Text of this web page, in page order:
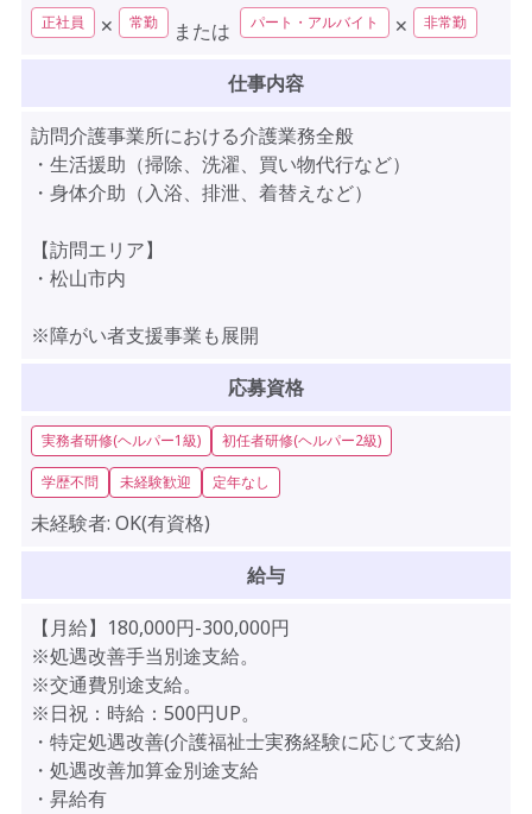
正社員 ✕ 常勤 または パート・アルバイト ✕ 非常勤
仕事内容
訪問介護事業所における介護業務全般
・生活援助（掃除、洗濯、買い物代行など）
・身体介助（入浴、排泄、着替えなど）
【訪問エリア】
・松山市内
※障がい者支援事業も展開
応募資格
実務者研修(ヘルパー1級) 初任者研修(ヘルパー2級)
学歴不問 未経験歓迎 定年なし
未経験者: OK(有資格)
給与
【月給】180,000円-300,000円
※処遇改善手当別途支給。
※交通費別途支給。
※日祝：時給：500円UP。
・特定処遇改善(介護福祉士実務経験に応じて支給)
・処遇改善加算金別途支給
・昇給有